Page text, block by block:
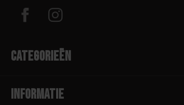
Categorieën
Informatie